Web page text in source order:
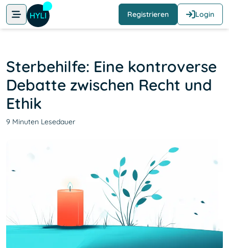
Registrieren Login
Sterbehilfe: Eine kontroverse
Debatte zwischen Recht und
Ethik
9 Minuten Lesedauer